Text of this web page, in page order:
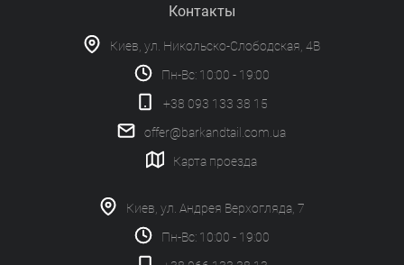
Контакты
Киев, ул. Никольско-Слободская, 4В
Пн-Вс: 10:00 - 19:00
+38 093 133 38 15
offer@barkandtail.com.ua
Карта проезда
Киев, ул. Андрея Верхогляда, 7
Пн-Вс: 10:00 - 19:00